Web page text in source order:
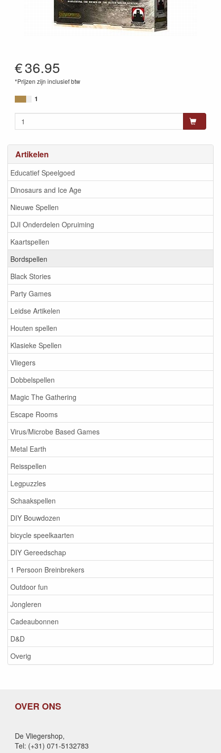
Artikelen
Educatief Speelgoed
Dinosaurs and Ice Age
Nieuwe Spellen
DJI Onderdelen Opruiming
Kaartspellen
Bordspellen
Black Stories
Party Games
Leidse Artikelen
Houten spellen
Klasieke Spellen
Vliegers
Dobbelspellen
Magic The Gathering
Escape Rooms
Virus/Microbe Based Games
Metal Earth
Reisspellen
Legpuzzles
Schaakspellen
DIY Bouwdozen
bicycle speelkaarten
DIY Gereedschap
1 Persoon Breinbrekers
Outdoor fun
Jongleren
Cadeaubonnen
D&D
Overig
€36.95
*Prijzen zijn inclusief btw
653341720504
1
OVER ONS
De Vliegershop,
Tel: (+31) 071-5132783